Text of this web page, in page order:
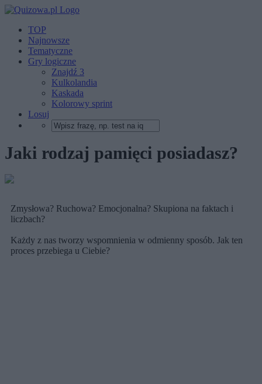
TOP
Najnowsze
Tematyczne
Gry logiczne
Znajdź 3
Kulkolandia
Kaskada
Kolorowy sprint
Losuj
Jaki rodzaj pamięci posiadasz?
Zmysłowa? Ruchowa? Emocjonalna? Skupiona na faktach i
liczbach?
Każdy z nas tworzy wspomnienia w odmienny sposób. Jak ten
proces przebiega u Ciebie?